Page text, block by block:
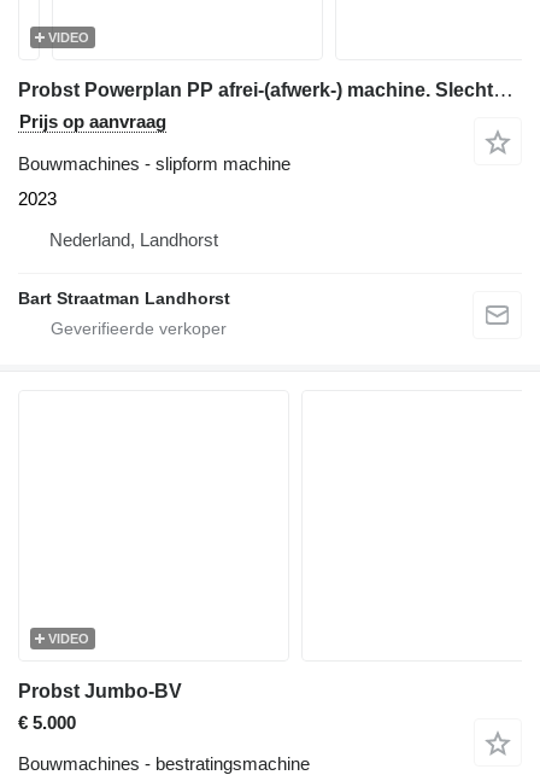
VIDEO
Probst Powerplan PP afrei-(afwerk-) machine. Slechts 37 uur
Prijs op aanvraag
Bouwmachines - slipform machine
2023
Nederland, Landhorst
Bart Straatman Landhorst
VIDEO
Probst Jumbo-BV
€ 5.000
Bouwmachines - bestratingsmachine